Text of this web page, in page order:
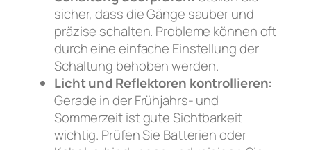
sicher, dass die Gänge sauber und
präzise schalten. Probleme können oft
durch eine einfache Einstellung der
Schaltung behoben werden.
Licht und Reflektoren kontrollieren:
Gerade in der Frühjahrs- und
Sommerzeit ist gute Sichtbarkeit
wichtig. Prüfen Sie Batterien oder